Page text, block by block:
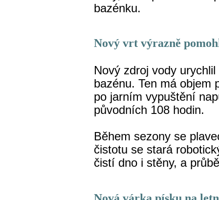
bazénku.
Nový vrt výrazně
Nový zdroj vody
bazénu. Ten má objem
po jarním vypuštění
původních 108 hodin.
Během sezony se
čistotu se stará
čistí dno i stěny, a